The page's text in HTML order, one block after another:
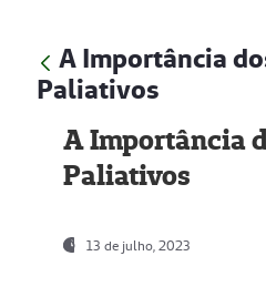
A Importância
Paliativos
A Importância
Paliativos
13 de julho, 2023